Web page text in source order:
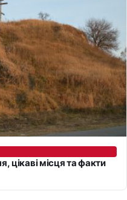
цікаві місця та факти